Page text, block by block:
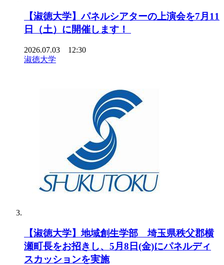
【淑徳大学】パネルシアターの上演会を7月11
日（土）に開催します！
2026.07.03 12:30
淑徳大学
【淑徳大学】地域創生学部 埼玉県秩父郡横
瀬町長をお招きし、5月8日(金)にパネルディ
スカッションを実施